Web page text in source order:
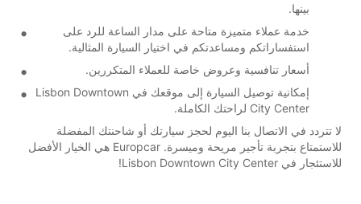
بينها.
خدمة عملاء متميزة متاحة على مدار الساعة للرد على
استفساراتكم ومساعدتكم في اختيار السيارة المثالية.
أسعار تنافسية وعروض خاصة للعملاء المتكررين.
إمكانية توصيل السيارة إلى موقعك في Lisbon Downtown
City Center لراحتك الكاملة.
لا تتردد في الاتصال بنا اليوم لحجز سيارتك أو شاحنتك المفضلة
للاستمتاع بتجربة تأجير مريحة وميسرة. Europcar هي الخيار الأفضل
للاستئجار في Lisbon Downtown City Center!